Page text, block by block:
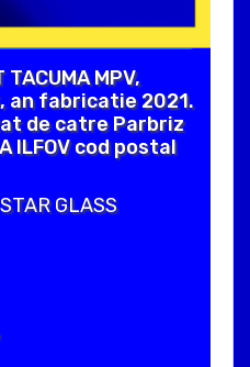
MPV,
an fabricatie 2021.
de catre Parbriz
ILFOV cod postal
GLASS